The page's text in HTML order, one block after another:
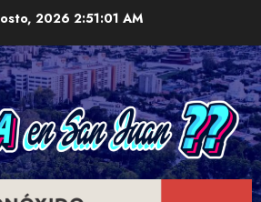
2026 2:51:02 AM